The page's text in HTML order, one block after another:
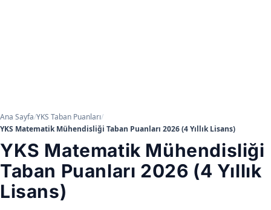
Ana Sayfa/YKS Taban Puanları/
YKS Matematik Mühendisliği Taban Puanları 2026 (4 Yıllık Lisans)
YKS Matematik Mühendisliği
Taban Puanları 2026 (4 Yıllık
Lisans)